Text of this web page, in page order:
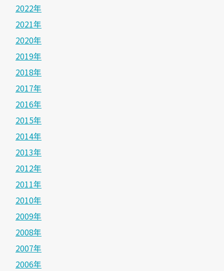
2022年
2021年
2020年
2019年
2018年
2017年
2016年
2015年
2014年
2013年
2012年
2011年
2010年
2009年
2008年
2007年
2006年